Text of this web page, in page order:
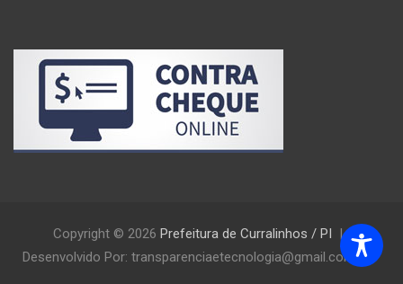
Copyright © 2026 Prefeitura de Curralinhos / PI
Desenvolvido Por: transparenciaetecnologia@gmail.com